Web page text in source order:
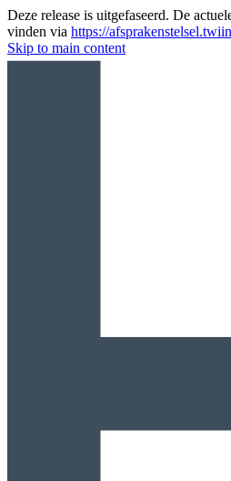
Deze release is uitgefaseerd. De
vinden via https://
Skip to main content